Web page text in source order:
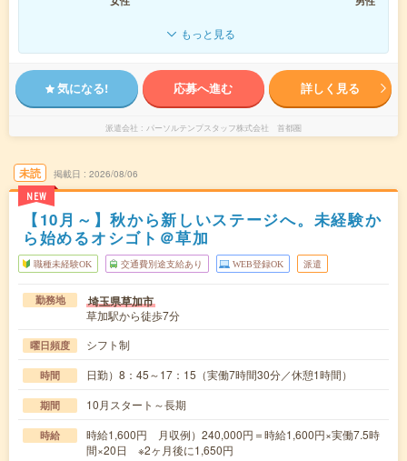
もっと見る
気になる! 応募へ進む 詳しく見る
派遣会社 パーソルテンプスタッフ株式会社 首都圏
未読
NEW
掲載日 2026/08/06
【10月～】秋から新しいステージへ。未経験か
ら始めるオシゴト＠草加
職種未経験OK 交通費別途支給あり WEB登録OK 派遣
勤務地 埼玉県草加市
草加駅から徒歩7分
曜日頻度 シフト制
時間 日勤）8：45～17：15（実働7時間30分／休憩1時間）
期間 10月スタート～長期
時給
時給1,600円 月収例）240,000円＝時給1,600円×実働7.5時
間×20日 ※2ヶ月後に1,650円